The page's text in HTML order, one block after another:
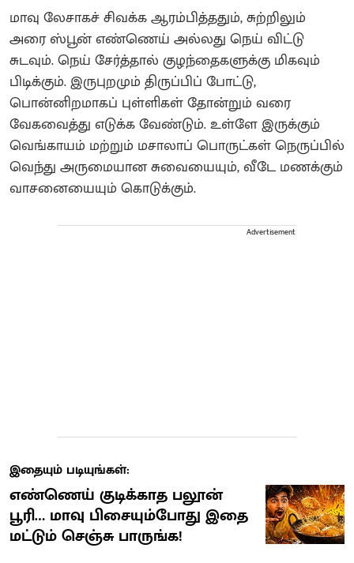
மாவு லேசாகச் சிவக்க ஆரம்பித்ததும், சுற்றிலும்
அரை ஸ்பூன் எண்ணெய் அல்லது நெய் விட்டு
சுடவும். நெய் சேர்த்தால் குழந்தைகளுக்கு மிகவும்
பிடிக்கும். இருபுறமும் திருப்பிப் போட்டு,
பொன்னிறமாகப் புள்ளிகள் தோன்றும் வரை
வேகவைத்து எடுக்க வேண்டும். உள்ளே இருக்கும்
வெங்காயம் மற்றும் மசாலாப் பொருட்கள் நெருப்பில்
வெந்து அருமையான சுவையையும், வீடே மணக்கும்
வாசனையையும் கொடுக்கும்.
Advertisement
இதையும் படியுங்கள்:
எண்ணெய் குடிக்காத பலூன்
பூரி… மாவு பிசையும்போது இதை
மட்டும் செஞ்சு பாருங்க!